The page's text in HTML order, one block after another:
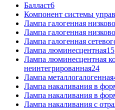
Балласт6
Компонент системы
Лампа галогенная
Лампа галогенная
Лампа галогенная
Лампа люминесцентная15
Лампа люминесцентная
неинтегрированная24
Лампа металлогалогенная
Лампа накаливания в
Лампа накаливания в
Лампа накаливания с